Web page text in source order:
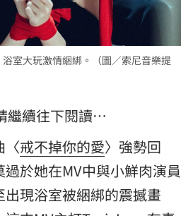
室大玩激情綑綁。（圖／索尼音樂提
繼續往下閱讀…
〈戒不掉你的愛〉強勢回
於她在MV中與小鮮肉演員
現浴室被綑綁的震撼畫